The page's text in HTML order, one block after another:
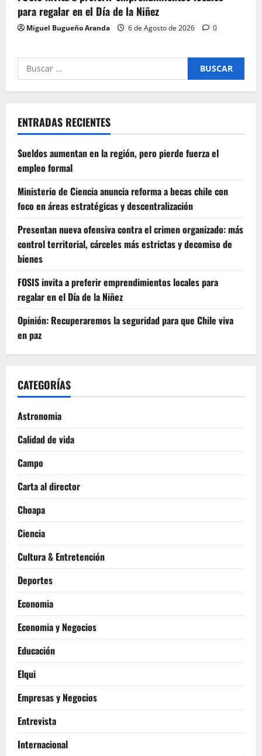
para regalar en el Día de la Niñez
Miguel Bugueño Aranda 6 de Agosto de 2026 0
Buscar
por:
ENTRADAS RECIENTES
Sueldos aumentan en la región, pero pierde fuerza el
empleo formal
Ministerio de Ciencia anuncia reforma a becas chile con
foco en áreas estratégicas y descentralización
Presentan nueva ofensiva contra el crimen organizado: más
control territorial, cárceles más estrictas y decomiso de
bienes
FOSIS invita a preferir emprendimientos locales para
regalar en el Día de la Niñez
Opinión: Recuperaremos la seguridad para que Chile viva
en paz
CATEGORÍAS
Astronomia
Calidad de vida
Campo
Carta al director
Choapa
Ciencia
Cultura & Entretención
Deportes
Economia
Economia y Negocios
Educación
Elqui
Empresas y Negocios
Entrevista
Internacional